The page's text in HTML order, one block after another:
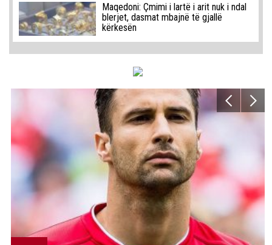
Maqedoni: Çmimi i lartë i arit nuk i ndal
blerjet, dasmat mbajnë të gjallë
kërkesën